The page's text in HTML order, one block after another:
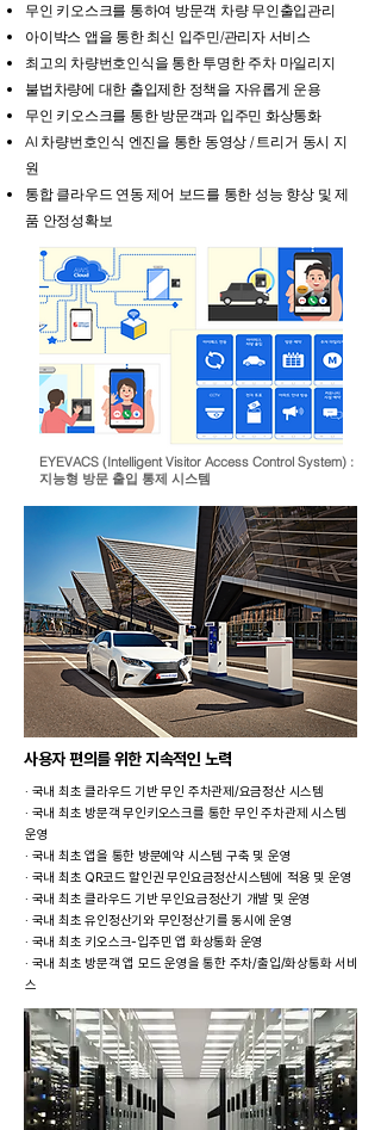
무인 키오스크를 통하여 방문객 차량 무인출입관리
아이박스 앱을 통한 최신 입주민/관리자 서비스
최고의 차량번호인식을 통한 투명한 주차 마일리지
불법차량에 대한 출입제한 정책을 자유롭게 운용
무인 키오스크를 통한 방문객과 입주민 화상통화
AI 차량번호인식 엔진을 통한 동영상 / 트리거 동시 지
원
​통합 클라우드 연동 제어 보드를 통한 성능 향상 및 제
품 안정성확보
EYEVACS (Intelligent Visitor Access Control System) :
지능형 방문 출입 통제 시스템
​사용자 편의를 위한 지속적인 노력
· 국내 최초 클라우드 기반 무인 주차관제/요금정산 시스템
· 국내 최초 방문객 무인키오스크를 통한 무인 주차관제 시스템
운영
· 국내 최초 앱을 통한 방문예약 시스템 구축 및 운영​
· 국내 최초 QR코드 할인권 무인요금정산시스템에 적용 및 운영​
· 국내 최초 클라우드 기반 무인요금정산기 개발 및 운영​
· 국내 최초 유인정산기와 무인정산기를 동시에 운영
· 국내 최초 키오스크-입주민 앱 화상통화 운영
· 국내 최초 방문객 앱 모드 운영을 통한 주차/출입/화상통화 서비
스